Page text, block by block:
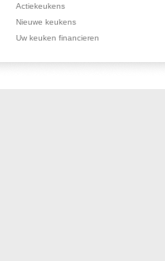
Actiekeukens
Nieuwe keukens
Uw keuken financieren